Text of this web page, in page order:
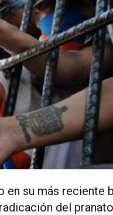
en su más
del